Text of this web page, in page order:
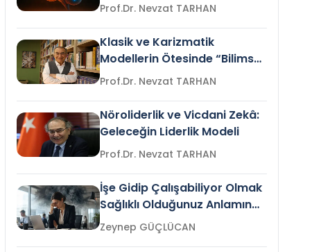
Prof.Dr. Nevzat TARHAN
Klasik ve Karizmatik
Modellerin Ötesinde “Bilimsel
Liderlik”
Prof.Dr. Nevzat TARHAN
Nöroliderlik ve Vicdani Zekâ:
Geleceğin Liderlik Modeli
Prof.Dr. Nevzat TARHAN
İşe Gidip Çalışabiliyor Olmak
Sağlıklı Olduğunuz Anlamına
Gelir mi?Zeynep GÜÇLÜCAN